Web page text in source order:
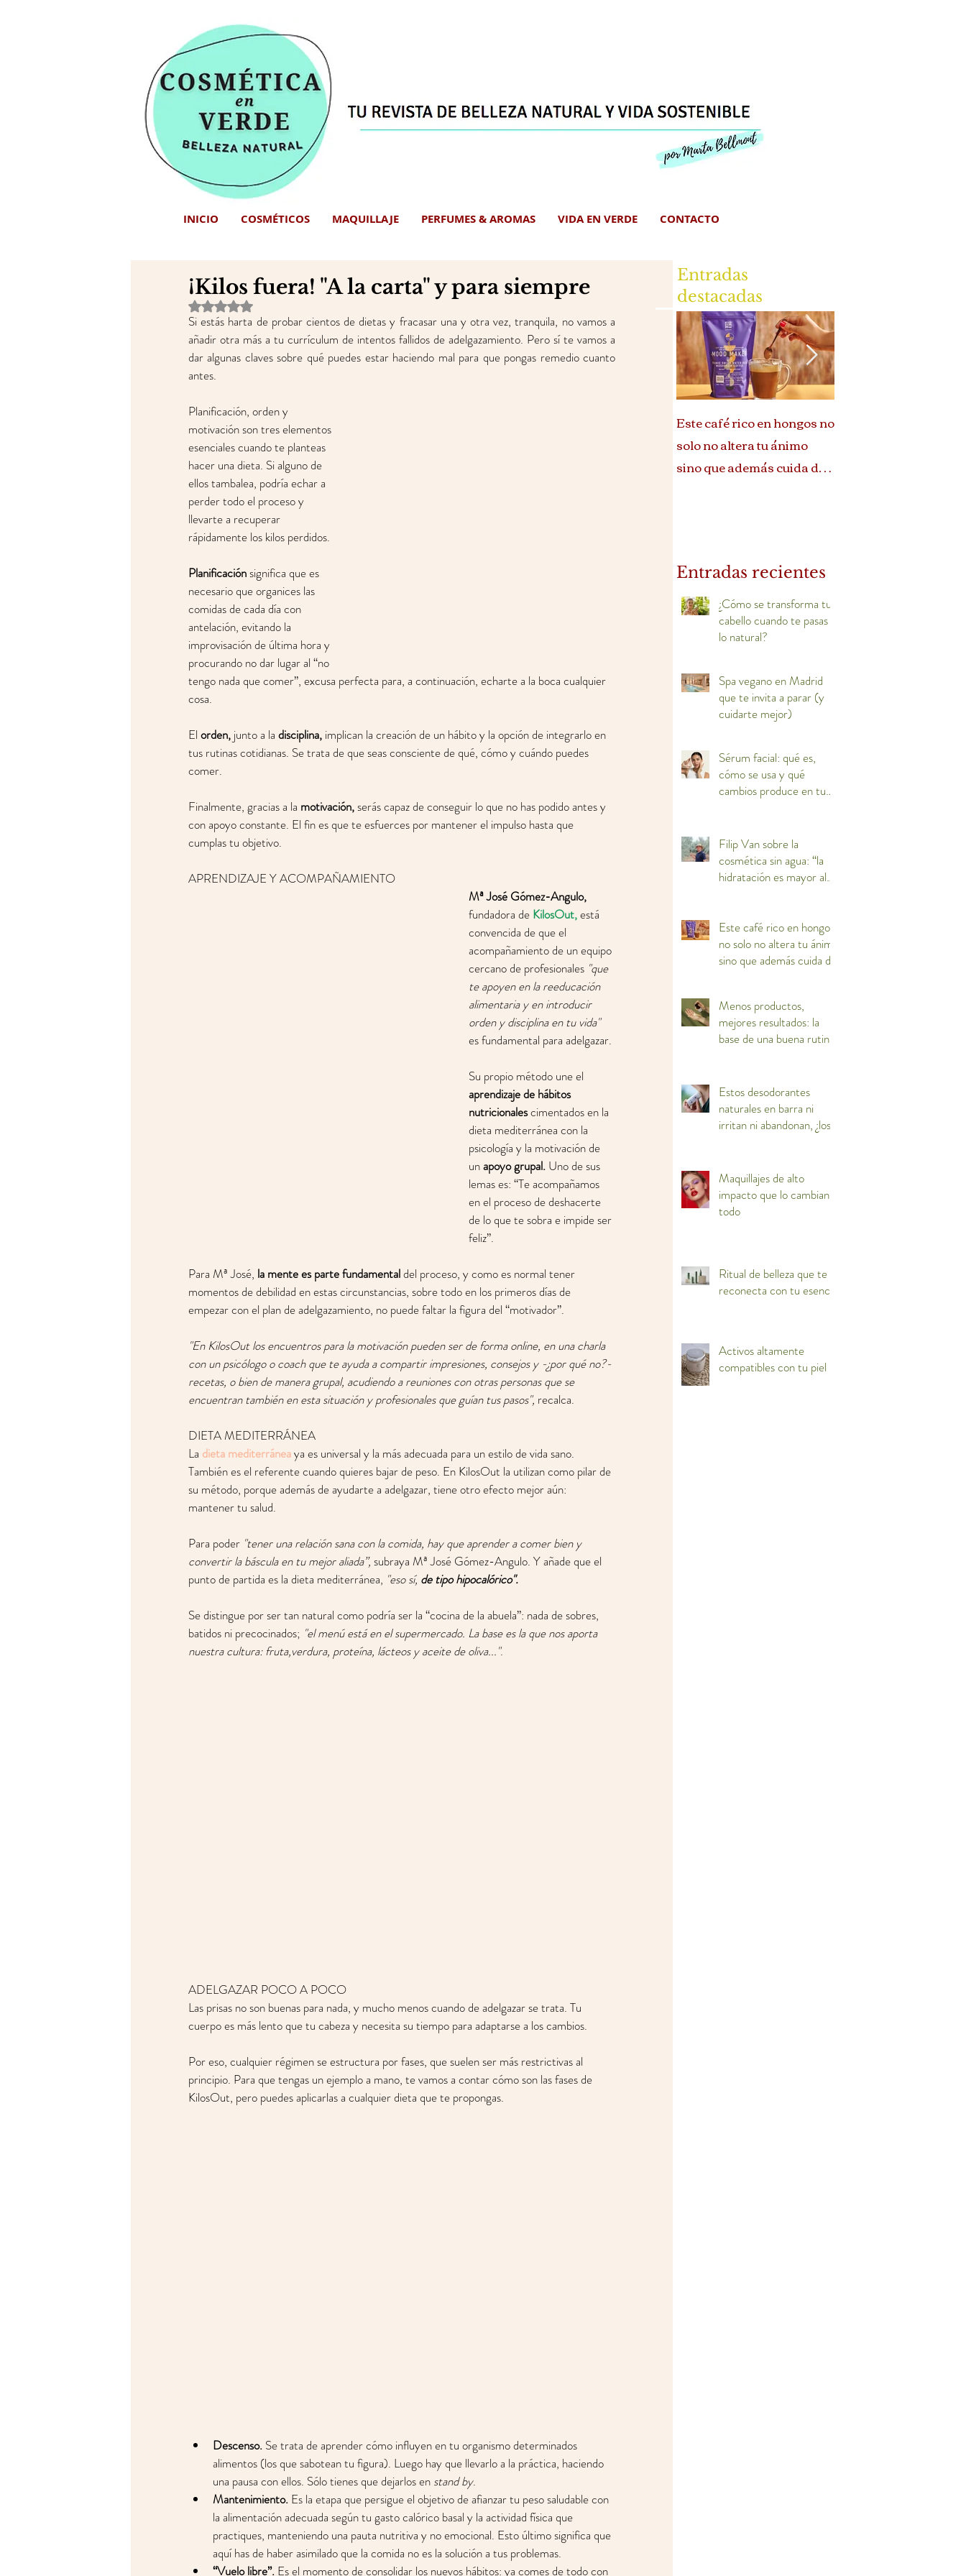
INICIO COSMÉTICOS MAQUILLAJE PERFUMES & AROMAS VIDA EN VERDE CONTACTO
¡Kilos fuera! "A la carta" y para siempre
Obtuvo NaN de 5 estrellas.
Si estás harta de probar cientos de dietas y fracasar una y otra vez, tranquila, no vamos a
añadir otra más a tu currículum de intentos fallidos de adelgazamiento. Pero sí te vamos a
dar algunas claves sobre qué puedes estar haciendo mal para que pongas remedio cuanto
antes.
Planificación, orden y
motivación son tres elementos
esenciales cuando te planteas
hacer una dieta. Si alguno de
ellos tambalea, podría echar a
perder todo el proceso y
llevarte a recuperar
rápidamente los kilos perdidos.
Planificación significa que es
necesario que organices las
comidas de cada día con
antelación, evitando la
improvisación de última hora y
procurando no dar lugar al “no
tengo nada que comer”, excusa perfecta para, a continuación, echarte a la boca cualquier
cosa.
El orden, junto a la disciplina, implican la creación de un hábito y la opción de integrarlo en
tus rutinas cotidianas. Se trata de que seas consciente de qué, cómo y cuándo puedes
comer.
Finalmente, gracias a la motivación, serás capaz de conseguir lo que no has podido antes y
con apoyo constante. El fin es que te esfuerces por mantener el impulso hasta que
cumplas tu objetivo.
APRENDIZAJE Y ACOMPAÑAMIENTO
Mª José Gómez-Angulo,
fundadora de KilosOut, está
convencida de que el
acompañamiento de un equipo
cercano de profesionales "que
te apoyen en la reeducación
alimentaria y en introducir
orden y disciplina en tu vida"
es fundamental para adelgazar.
Su propio método une el
aprendizaje de hábitos
nutricionales cimentados en la
dieta mediterránea con la
psicología y la motivación de
un apoyo grupal. Uno de sus
lemas es: “Te acompañamos
en el proceso de deshacerte
de lo que te sobra e impide ser
feliz”.
Para Mª José, la mente es parte fundamental del proceso, y como es normal tener
momentos de debilidad en estas circunstancias, sobre todo en los primeros días de
empezar con el plan de adelgazamiento, no puede faltar la figura del “motivador”.
"En KilosOut los encuentros para la motivación pueden ser de forma online, en una charla
con un psicólogo o coach que te ayuda a compartir impresiones, consejos y -¿por qué no?-
recetas, o bien de manera grupal, acudiendo a reuniones con otras personas que se
encuentran también en esta situación y profesionales que guían tus pasos", recalca.
DIETA MEDITERRÁNEA
La dieta mediterránea ya es universal y la más adecuada para un estilo de vida sano.
También es el referente cuando quieres bajar de peso. En KilosOut la utilizan como pilar de
su método, porque además de ayudarte a adelgazar, tiene otro efecto mejor aún:
mantener tu salud.
Para poder "tener una relación sana con la comida, hay que aprender a comer bien y
convertir la báscula en tu mejor aliada”, subraya Mª José Gómez-Angulo. Y añade que el
punto de partida es la dieta mediterránea, "eso sí, de tipo hipocalórico".
Se distingue por ser tan natural como podría ser la “cocina de la abuela”: nada de sobres,
batidos ni precocinados; "el menú está en el supermercado. La base es la que nos aporta
nuestra cultura: fruta,verdura, proteína, lácteos y aceite de oliva...".
ADELGAZAR POCO A POCO
Las prisas no son buenas para nada, y mucho menos cuando de adelgazar se trata. Tu
cuerpo es más lento que tu cabeza y necesita su tiempo para adaptarse a los cambios.
Por eso, cualquier régimen se estructura por fases, que suelen ser más restrictivas al
principio. Para que tengas un ejemplo a mano, te vamos a contar cómo son las fases de
KilosOut, pero puedes aplicarlas a cualquier dieta que te propongas.
Descenso. Se trata de aprender cómo influyen en tu organismo determinados
alimentos (los que sabotean tu figura). Luego hay que llevarlo a la práctica, haciendo
una pausa con ellos. Sólo tienes que dejarlos en stand by.
Mantenimiento. Es la etapa que persigue el objetivo de afianzar tu peso saludable con
la alimentación adecuada según tu gasto calórico basal y la actividad física que
practiques, manteniendo una pauta nutritiva y no emocional. Esto último significa que
aquí has de haber asimilado que la comida no es la solución a tus problemas.
“Vuelo libre”. Es el momento de consolidar los nuevos hábitos: ya comes de todo con
Entradas
destacadas
Este café rico en hongos no
solo no altera tu ánimo
sino que además cuida de
Entradas recientes
¿Cómo se transforma tu
cabello cuando te pasas a
lo natural?
Spa vegano en Madrid
que te invita a parar (y
cuidarte mejor)
Sérum facial: qué es,
cómo se usa y qué
cambios produce en tu
Filip Van sobre la
cosmética sin agua: “la
hidratación es mayor al
Este café rico en hongos
no solo no altera tu ánimo
sino que además cuida de
Menos productos,
mejores resultados: la
base de una buena rutina
Estos desodorantes
naturales en barra ni
irritan ni abandonan, ¿los
Maquillajes de alto
impacto que lo cambian
todo
Ritual de belleza que te
reconecta con tu esencia
Activos altamente
compatibles con tu piel